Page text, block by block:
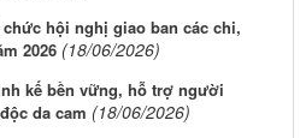
hội nghị giao ban các chi,
2026 (18/06/2026)
kế bền vững, hỗ trợ người
da cam (18/06/2026)